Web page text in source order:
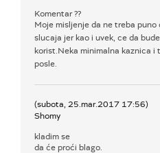
Komentar ??
Moje misljenje da ne treba puno
slucaja jer kao i uvek, ce da
korist.Neka minimalna kaznica i
posle.
(subota, 25.mar.2017 17:56)
Shomy
kladim se
da će proći blago.